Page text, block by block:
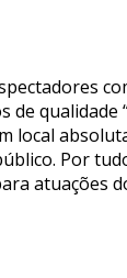
qualidade
local
Por
atuações